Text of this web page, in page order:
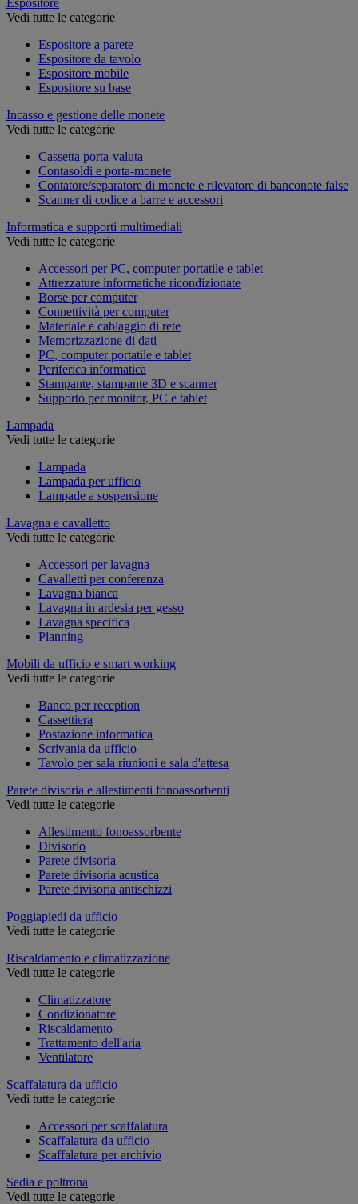
Vedi tutte le categorie
Espositore a parete
Espositore da tavolo
Espositore mobile
Espositore su base
Incasso e gestione delle monete
Vedi tutte le categorie
Cassetta porta-valuta
Contasoldi e porta-monete
Contatore/separatore di monete e rilevatore di banconote false
Scanner di codice a barre e accessori
Informatica e supporti multimediali
Vedi tutte le categorie
Accessori per PC, computer portatile e tablet
Attrezzature informatiche ricondizionate
Borse per computer
Connettività per computer
Materiale e cablaggio di rete
Memorizzazione di dati
PC, computer portatile e tablet
Periferica informatica
Stampante, stampante 3D e scanner
Supporto per monitor, PC e tablet
Lampada
Vedi tutte le categorie
Lampada
Lampada per ufficio
Lampade a sospensione
Lavagna e cavalletto
Vedi tutte le categorie
Accessori per lavagna
Cavalletti per conferenza
Lavagna bianca
Lavagna in ardesia per gesso
Lavagna specifica
Planning
Mobili da ufficio e smart working
Vedi tutte le categorie
Banco per reception
Cassettiera
Postazione informatica
Scrivania da ufficio
Tavolo per sala riunioni e sala d'attesa
Parete divisoria e allestimenti fonoassorbenti
Vedi tutte le categorie
Allestimento fonoassorbente
Divisorio
Parete divisoria
Parete divisoria acustica
Parete divisoria antischizzi
Poggiapiedi da ufficio
Vedi tutte le categorie
Riscaldamento e climatizzazione
Vedi tutte le categorie
Climatizzatore
Condizionatore
Riscaldamento
Trattamento dell'aria
Ventilatore
Scaffalatura da ufficio
Vedi tutte le categorie
Accessori per scaffalatura
Scaffalatura da ufficio
Scaffalatura per archivio
Sedia e poltrona
Vedi tutte le categorie